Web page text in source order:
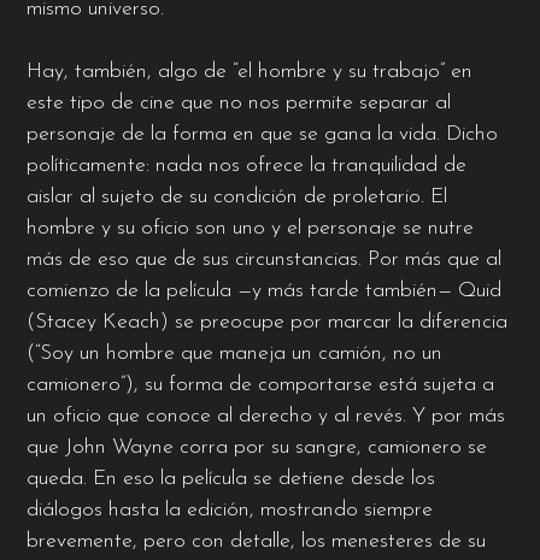
mismo universo.
Hay, también, algo de “el hombre y su trabajo” en
este tipo de cine que no nos permite separar al
personaje de la forma en que se gana la vida. Dicho
políticamente: nada nos ofrece la tranquilidad de
aislar al sujeto de su condición de proletario. El
hombre y su oficio son uno y el personaje se nutre
más de eso que de sus circunstancias. Por más que al
comienzo de la película —y más tarde también— Quid
(Stacey Keach) se preocupe por marcar la diferencia
(“Soy un hombre que maneja un camión, no un
camionero”), su forma de comportarse está sujeta a
un oficio que conoce al derecho y al revés. Y por más
que John Wayne corra por su sangre, camionero se
queda. En eso la película se detiene desde los
diálogos hasta la edición, mostrando siempre
brevemente, pero con detalle, los menesteres de su